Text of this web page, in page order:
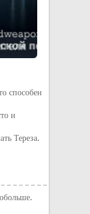
способен
и
Тереза.